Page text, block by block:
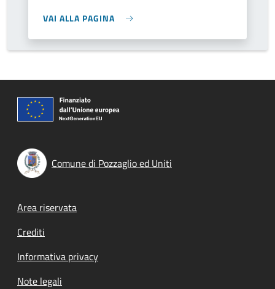
VAI ALLA PAGINA
Comune di Pozzaglio ed Uniti
Footer menu
Area riservata
Crediti
Informativa privacy
Note legali